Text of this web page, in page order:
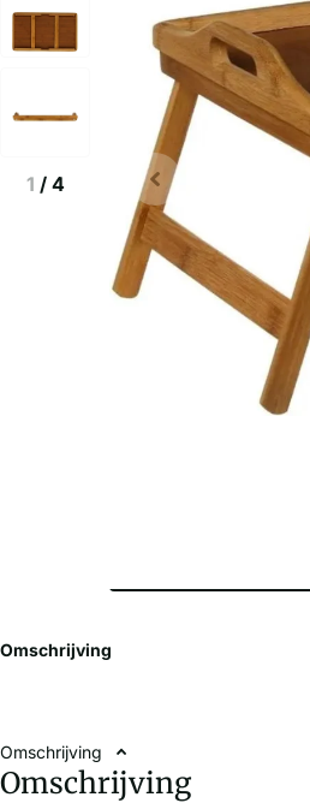
1 / 4
Omschrijving
Omschrijving
Omschrijving